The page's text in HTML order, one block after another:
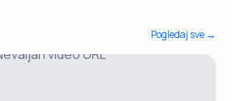
Pogledaj sve →
video URL